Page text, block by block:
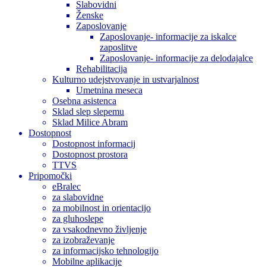
Slabovidni
Ženske
Zaposlovanje
Zaposlovanje- informacije za iskalce
zaposlitve
Zaposlovanje- informacije za delodajalce
Rehabilitacija
Kulturno udejstvovanje in ustvarjalnost
Umetnina meseca
Osebna asistenca
Sklad slep slepemu
Sklad Milice Abram
Dostopnost
Dostopnost informacij
Dostopnost prostora
TTVS
Pripomočki
eBralec
za slabovidne
za mobilnost in orientacijo
za gluhoslepe
za vsakodnevno življenje
za izobraževanje
za informacijsko tehnologijo
Mobilne aplikacije